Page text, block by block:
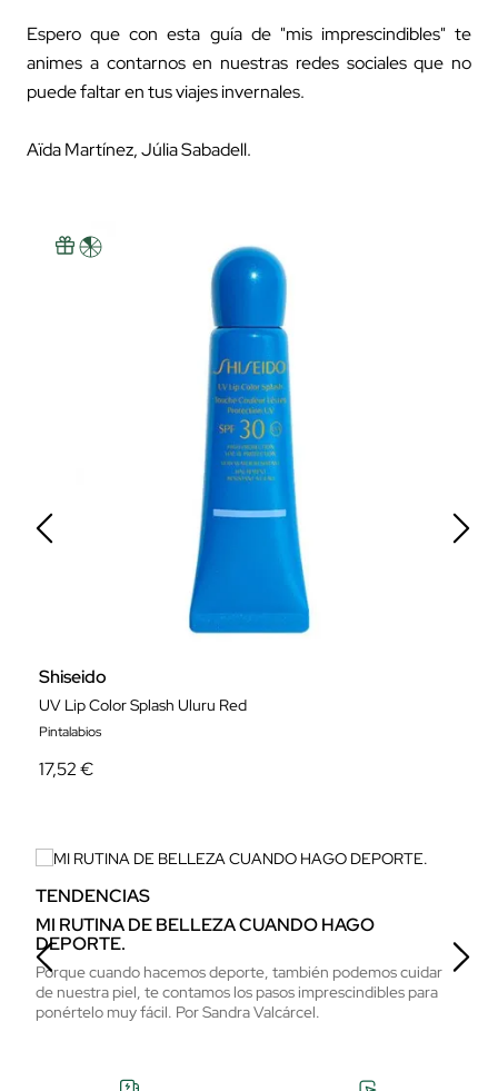
Espero que con esta guía de "mis imprescindibles" te
animes a contarnos en nuestras redes sociales que no
puede faltar en tus viajes invernales.
Aïda Martínez, Júlia Sabadell.
Shiseido
UV Lip Color Splash Uluru Red
Pintalabios
17,52 €
TENDENCIAS
MI RUTINA DE BELLEZA CUANDO HAGO
DEPORTE.
Porque cuando hacemos deporte, también podemos cuidar
de nuestra piel, te contamos los pasos imprescindibles para
ponértelo muy fácil. Por Sandra Valcárcel.